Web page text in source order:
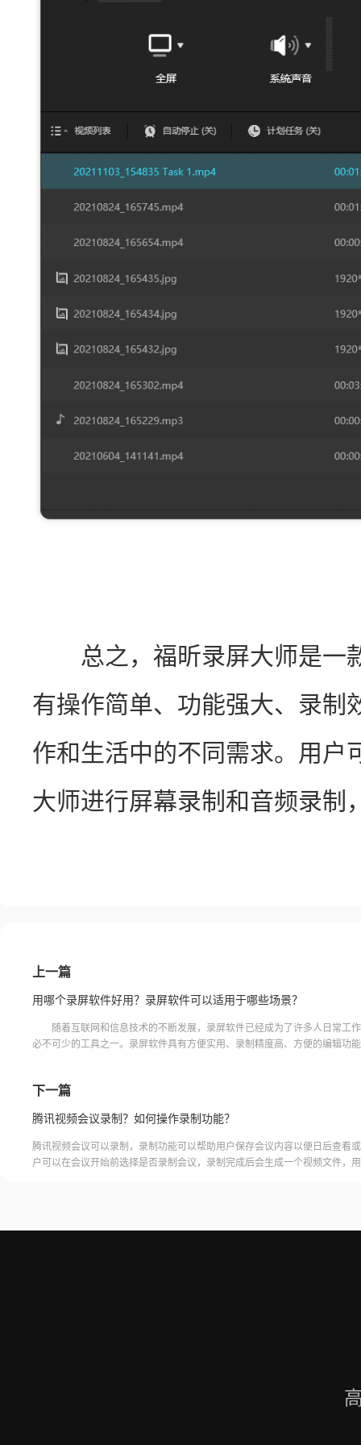
总之，福昕录屏大师是一
有操作简单、功能强大、录制
作和生活中的不同需求。用户
大师进行屏幕录制和音频录制
上一篇
用哪个录屏软件好用？录屏软件可以适用于哪些场景？
随着互联网和信息技术的不断发展，录屏软件已经成为了许多人日常工
必不可少的工具之一。录屏软件具有方便实用、录制精度高、方便的编辑功
下一篇
腾讯视频会议录制？如何操作录制功能？
腾讯视频会议可以录制，录制功能可以帮助用户保存会议内容以便日后查看
户可以在会议开始前选择是否录制会议，录制完成后会生成一个视频文件，